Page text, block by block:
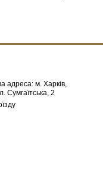
адреса: м. Харків,
вул. Сумгаїтська, 2